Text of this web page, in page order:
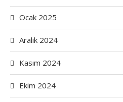
Ocak 2025
Aralık 2024
Kasım 2024
Ekim 2024